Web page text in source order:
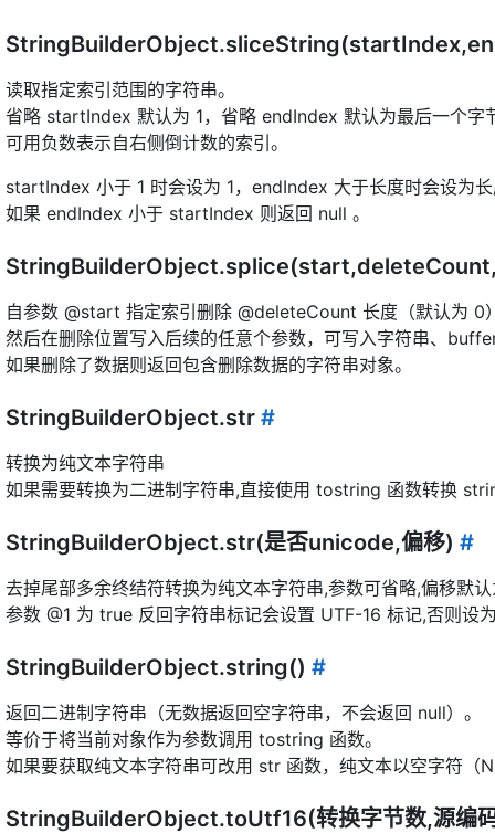
读取指定索引范围的字符串。
省略 startIndex 默认为 1，省略 endIndex 默认为最后一个字
可用负数表示自右侧倒计数的索引。
startIndex 小于 1 时会设为 1，endIndex 大于长度时会设为
如果 endIndex 小于 startIndex 则返回 null 。
自参数 @start 指定索引删除 @deleteCount 长度（默认为 0
然后在删除位置写入后续的任意个参数，可写入字符串、
如果删除了数据则返回包含删除数据的字符串对象。
StringBuilderObject.str #
转换为纯文本字符串
如果需要转换为二进制字符串,直接使用 tostring 函数转换
StringBuilderObject.str(是否unicode,偏移) #
去掉尾部多余终结符转换为纯文本字符串,参数可省略,偏移默
参数 @1 为 true 反回字符串标记会设置 UTF-16 标记,否则设
StringBuilderObject.string() #
返回二进制字符串（无数据返回空字符串，不会返回 null）。
等价于将当前对象作为参数调用 tostring 函数。
如果要获取纯文本字符串可改用 str 函数，纯文本以空字符（
StringBuilderObject.toUtf16(转换字节数,源编